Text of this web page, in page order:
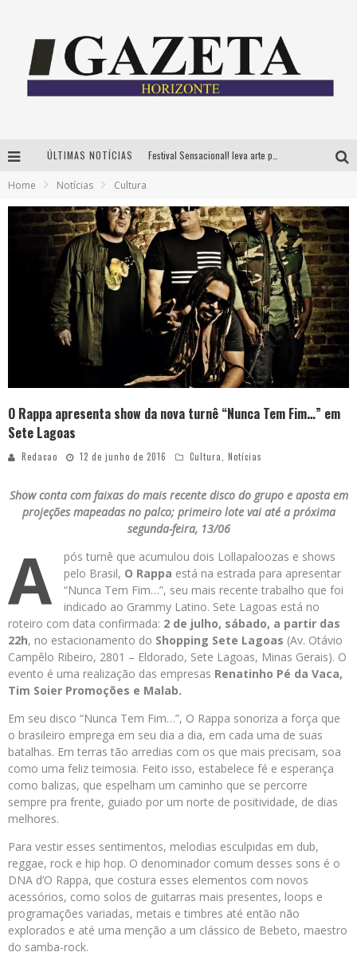
ÚLTIMAS NOTÍCIAS
Grandes shows, cenografia instagramável e resgate das tradições marcam o sucesso da 24ª edição do Forró do Givanildo
PAIS: BOAS HISTÓRIAS E UM BRINDE PARA CELEBRAR OS MOMENTOS QUE FICAM
Home Notícias Cultura
O Rappa apresenta show da nova turnê “Nunca Tem Fim…” em
Sete Lagoas
Redacao 12 de junho de 2016 Cultura, Notícias
Show conta com faixas do mais recente disco do grupo e aposta em
projeções mapeadas no palco; primeiro lote vai até a próxima
segunda-feira, 13/06
A
pós turnê que acumulou dois Lollapaloozas e shows
pelo Brasil, O Rappa está na estrada para apresentar
“Nunca Tem Fim…”, seu mais recente trabalho que foi
indicado ao Grammy Latino. Sete Lagoas está no
roteiro com data confirmada: 2 de julho, sábado, a partir das
22h, no estacionamento do Shopping Sete Lagoas (Av. Otávio
Campêlo Ribeiro, 2801 – Eldorado, Sete Lagoas, Minas Gerais). O
evento é uma realização das empresas Renatinho Pé da Vaca,
Tim Soier Promoções e Malab.
Em seu disco “Nunca Tem Fim…”, O Rappa sonoriza a força que
o brasileiro emprega em seu dia a dia, em cada uma de suas
batalhas. Em terras tão arredias com os que mais precisam, soa
como uma feliz teimosia. Feito isso, estabelece fé e esperança
como balizas, que espelham um caminho que se percorre
sempre pra frente, guiado por um norte de positividade, de dias
melhores.
Para vestir esses sentimentos, melodias esculpidas em dub,
reggae, rock e hip hop. O denominador comum desses sons é o
DNA d’O Rappa, que costura esses elementos com novos
acessórios, como solos de guitarras mais presentes, loops e
programações variadas, metais e timbres até então não
explorados e até uma menção a um clássico de Bebeto, maestro
do samba-rock.